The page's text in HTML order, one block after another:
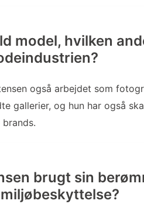
model, hvilken
også arbejdet som
gallerier, og hun har også
brugt sin